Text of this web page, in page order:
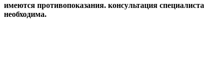
имеются противопоказания. консультация специалиста
необходима.